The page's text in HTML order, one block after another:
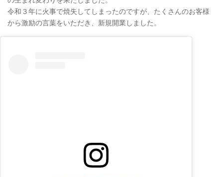
令和３年に火事で焼失してしまったのですが、たくさんのお客様
から激励の言葉をいただき、新規開業しました。